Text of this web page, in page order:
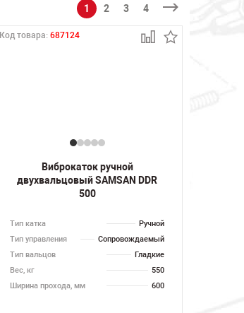
1 2 3 4
Код товара:687124
Виброкаток ручной
двухвальцовый SAMSAN DDR
500
Тип катка
Ручной
Тип управления
Сопровождаемый
Тип вальцов
Гладкие
Вес, кг
550
Ширина прохода, мм
600